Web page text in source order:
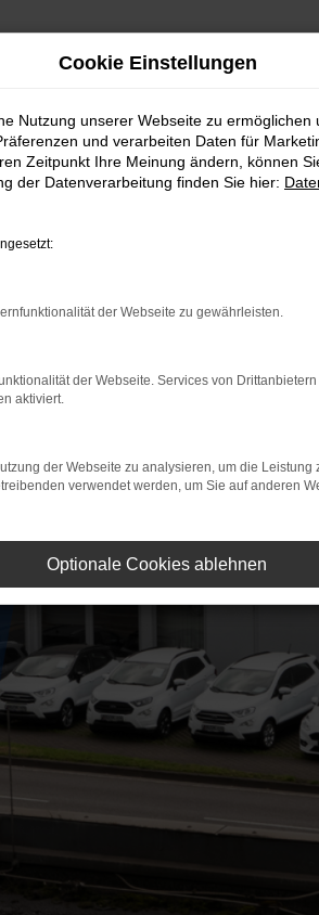
Cookie Einstellungen
Nutzung unserer Webseite zu
und verarbeiten Daten für
Zeitpunkt Ihre Meinung ändern, können
der Datenverarbeitung finden Sie hier:
der Webseite zu gewährleisten.
der Webseite. Services von
aktiviert.
der Webseite zu analysieren, um die
verwendet werden, um Sie auf anderen
Optionale Cookies ablehnen